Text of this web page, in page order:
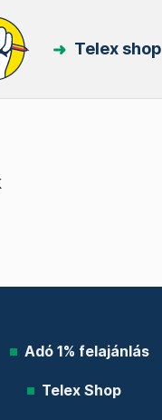
Telex shop
Adó 1% felajánlás
Telex Shop